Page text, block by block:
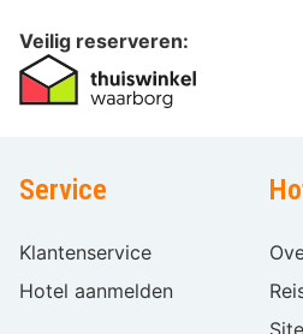
Veilig reserveren:
Service
Klantenservice
Hotel aanmelden